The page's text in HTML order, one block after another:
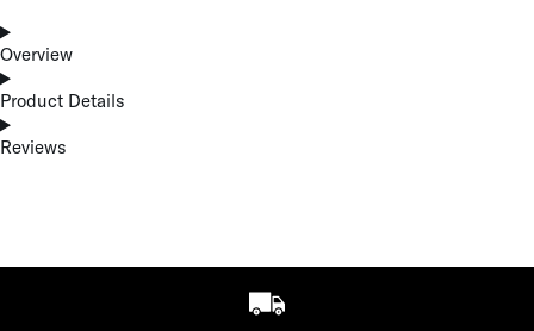
Overview
Product Details
Reviews